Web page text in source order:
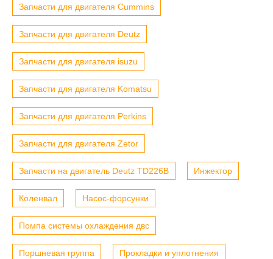
Запчасти для двигателя Cummins
Запчасти для двигателя Deutz
Запчасти для двигателя isuzu
Запчасти для двигателя Komatsu
Запчасти для двигателя Perkins
Запчасти для двигателя Zetor
Запчасти на двигатель Deutz TD226B Инжектор
Коленвал Насос-форсунки
Помпа системы охлаждения двс
Поршневая группа Прокладки и уплотнения